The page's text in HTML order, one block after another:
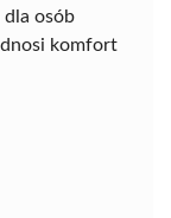
dla osób
komfort